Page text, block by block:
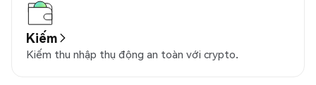
Kiếm
Kiếm thu nhập thụ động an toàn với crypto.